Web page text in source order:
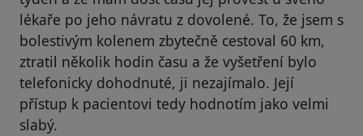
lékaře po jeho návratu z dovolené. To, že jsem s
bolestivým kolenem zbytečně cestoval 60 km,
ztratil několik hodin času a že vyšetření bylo
telefonicky dohodnuté, ji nezajímalo. Její
přístup k pacientovi tedy hodnotím jako velmi
slabý.